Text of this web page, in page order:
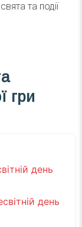
та події
гри
день
день